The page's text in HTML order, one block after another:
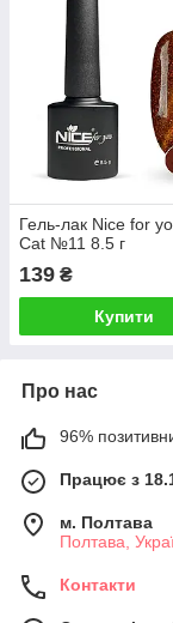
Гель-лак Nice for
Cat №11 8.5 г
139 ₴
Купити
Про нас
96%
Працює з
м. Полтава
Полтава,
Контакти